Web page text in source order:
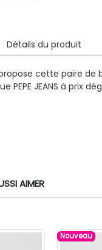
Détails du produit
cette paire de
PEPE JEANS à prix
AIMER
Nouveau